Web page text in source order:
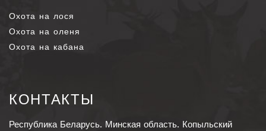
Охота на лося
Охота на оленя
Охота на кабана
КОНТАКТЫ
Республика Беларусь. Минская область. Копыльский